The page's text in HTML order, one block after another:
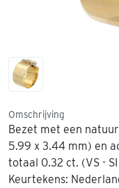
Omschrijving
Bezet met een
5.99 x 3.44 mm) en
totaal 0.32 ct. (VS -
Keurtekens: